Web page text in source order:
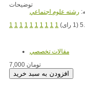
توضیحات
رشته علوم اجتماعي
1 1 1 1 1 1 1 1 1 1
مقالات تخصصي
7,000 تومان